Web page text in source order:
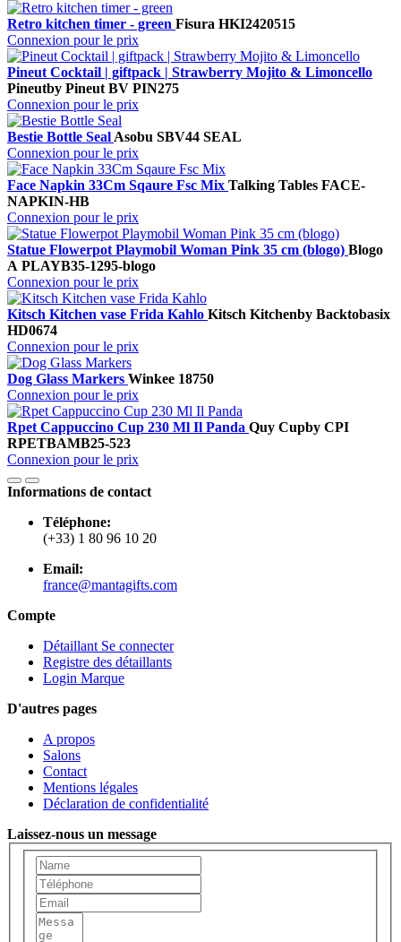
Retro kitchen timer - green Fisura HKI2420515
Connexion pour le prix
Pineut Cocktail | giftpack | Strawberry Mojito & Limoncello
Pineutby Pineut BV PIN275
Connexion pour le prix
Bestie Bottle Seal Asobu SBV44 SEAL
Connexion pour le prix
Face Napkin 33Cm Sqaure Fsc Mix Talking Tables FACE-
NAPKIN-HB
Connexion pour le prix
Statue Flowerpot Playmobil Woman Pink 35 cm (blogo) Blogo
A PLAYB35-1295-blogo
Connexion pour le prix
Kitsch Kitchen vase Frida Kahlo Kitsch Kitchenby Backtobasix
HD0674
Connexion pour le prix
Dog Glass Markers Winkee 18750
Connexion pour le prix
Rpet Cappuccino Cup 230 Ml Il Panda Quy Cupby CPI
RPETBAMB25-523
Connexion pour le prix
Informations de contact
Téléphone:
(+33) 1 80 96 10 20
Email:
france@mantagifts.com
Compte
Détaillant Se connecter
Registre des détaillants
Login Marque
D'autres pages
A propos
Salons
Contact
Mentions légales
Déclaration de confidentialité
Laissez-nous un message